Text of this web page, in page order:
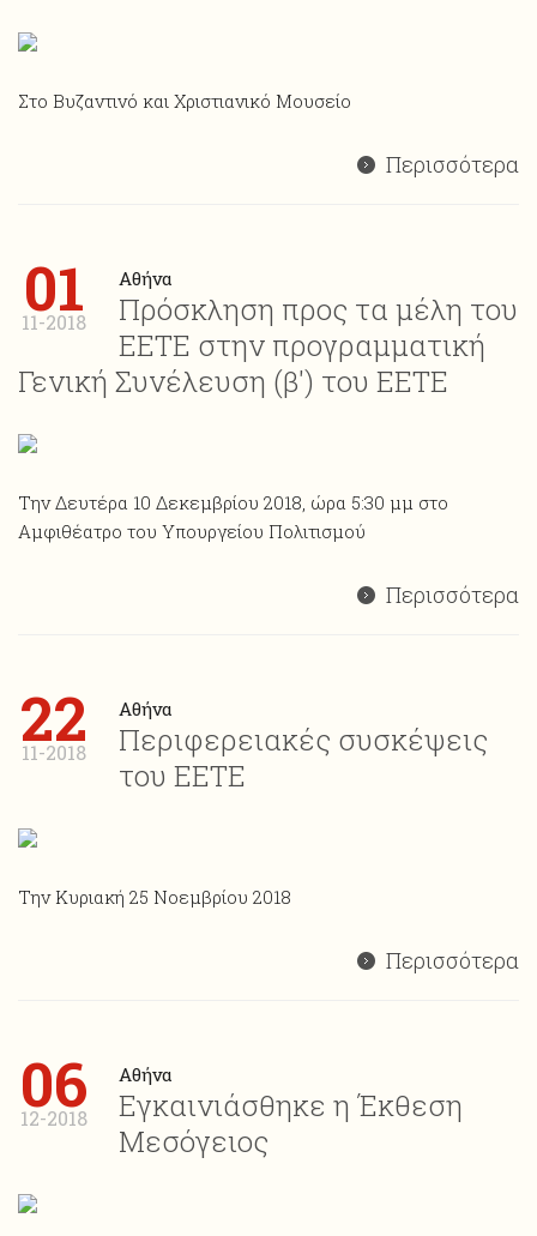
Στο Βυζαντινό και Χριστιανικό Μουσείο
Περισσότερα
01
11-2018
Αθήνα
Πρόσκληση προς τα μέλη του
ΕΕΤΕ στην προγραμματική
Γενική Συνέλευση (β') του ΕΕΤΕ
Την Δευτέρα 10 Δεκεμβρίου 2018, ώρα 5:30 μμ στο
Αμφιθέατρο του Υπουργείου Πολιτισμού
Περισσότερα
22
11-2018
Αθήνα
Περιφερειακές συσκέψεις
του ΕΕΤΕ
Την Κυριακή 25 Νοεμβρίου 2018
Περισσότερα
06
12-2018
Αθήνα
Εγκαινιάσθηκε η Έκθεση
Μεσόγειος